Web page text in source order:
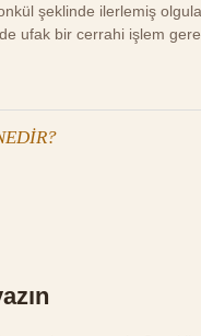
şeklinde ilerlemiş
ufak bir cerrahi işlem